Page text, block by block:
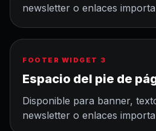
newsletter o enlaces
FOOTER WIDGET 3
Espacio del pie de
Disponible para banner,
newsletter o enlaces